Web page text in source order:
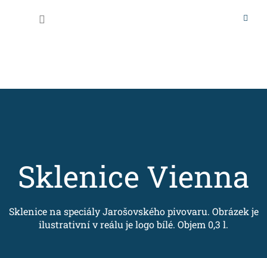
Nákupní
Sklenice Vienna
Sklenice na speciály Jarošovského pivovaru. Obrázek je
ilustrativní v reálu je logo bílé. Objem 0,3 l.